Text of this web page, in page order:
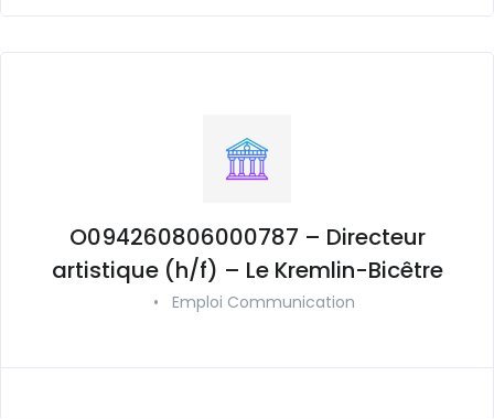
O094260806000787 – Directeur
artistique (h/f) – Le Kremlin-Bicêtre
• Emploi Communication